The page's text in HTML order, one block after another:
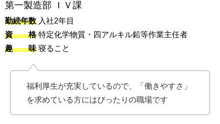
第一製造部 ＩＶ課
勤続年数 入社2年目
資 格特定化学物質・四アルキル鉛等作業主任者
趣 味 寝ること
福利厚生が充実しているので、「働きやすさ」
を求めている方にはぴったりの職場です